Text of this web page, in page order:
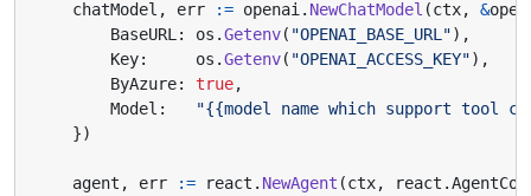
chatModel , err := openai . NewChatModel (ctx, &
BaseURL : os .Getenv( "OPENAI_BASE_URL"),
Key: os .Getenv( "OPENAI_ACCESS_KEY"),
ByAzure: true,
Model :
"{{model name which support tool
})
agent , err := react . NewAgent (ctx, react .